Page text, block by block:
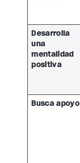
Desarrolla
una
mentalidad
positiva
Busca apoyo